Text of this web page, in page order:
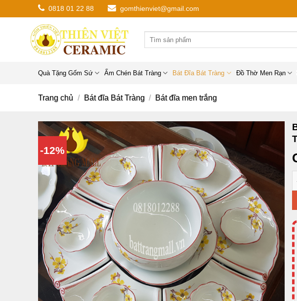
đến
0818 01 22 88 gomthienviet@gmail.com
Quà Tặng Gốm Sứ Ấm Chén Bát Tràng Bát Đĩa Bát Tràng Đồ Thờ Men Rạn
Trang chủ / Bát đĩa Bát Tràng / Bát đĩa men trắng
-12%